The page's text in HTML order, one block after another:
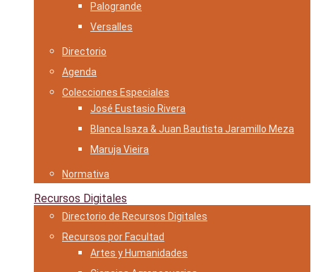
Palogrande
Versalles
Directorio
Agenda
Colecciones Especiales
José Eustasio Rivera
Blanca Isaza & Juan Bautista Jaramillo Meza
Maruja Vieira
Normativa
Recursos Digitales
Directorio de Recursos Digitales
Recursos por Facultad
Artes y Humanidades